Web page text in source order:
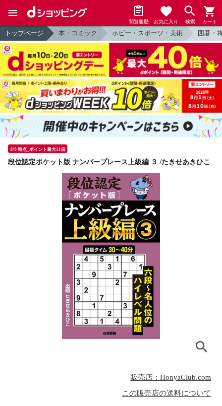
閲覧履歴 お気に入り 検索 カート
トップページ 本・コミック ホビー・スポーツ・美術 囲碁・
8/9 時点_ポイント最大11倍
段位認定ポケット版 ナンバープレース上級編 ３ /たきせあきひこ
販売店：HonyaClub.com
この販売店の送料について